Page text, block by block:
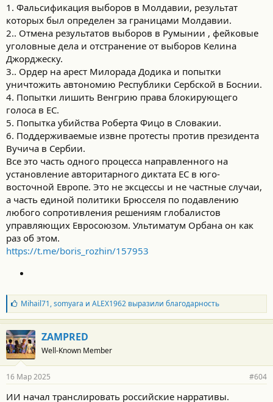
с
т
и
1. Фальсификация выборов в Молдавии, результат
которых был определен за границами Молдавии.
2.. Отмена результатов выборов в Румынии , фейковые
уголовные дела и отстранение от выборов Келина
Джорджеску.
3.. Ордер на арест Милорада Додика и попытки
уничтожить автономию Республики Сербской в Боснии.
4. Попытки лишить Венгрию права блокирующего
голоса в ЕС.
5. Попытка убийства Роберта Фицо в Словакии.
6. Поддерживаемые извне протесты против президента
Вучича в Сербии.
Все это часть одного процесса направленного на
установление авторитарного диктата ЕС в юго-
восточной Европе. Это не эксцессы и не частные случаи,
а часть единой политики Брюсселя по подавлению
любого сопротивления решениям глобалистов
управляющих Евросоюзом. Ультиматум Орбана он как
раз об этом.
https://t.me/boris_rozhin/157953
Б
л
а
г
о
д
а
н
Mihail71,somyara и ALEX1962выразили благодарность
ZAMPRED
Well-Known Member
16 Мар 2025 #604
ИИ начал транслировать российские нарративы.